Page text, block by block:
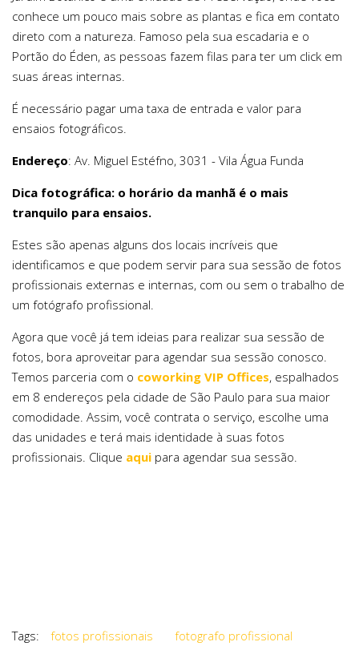
conhece um pouco mais sobre as plantas e fica em contato
direto com a natureza. Famoso pela sua escadaria e o
Portão do Éden, as pessoas fazem filas para ter um click em
suas áreas internas.
É necessário pagar uma taxa de entrada e valor para
ensaios fotográficos.
Endereço: Av. Miguel Estéfno, 3031 - Vila Água Funda
Dica fotográfica: o horário da manhã é o mais
tranquilo para ensaios.
Estes são apenas alguns dos locais incríveis que
identificamos e que podem servir para sua sessão de fotos
profissionais externas e internas, com ou sem o trabalho de
um fotógrafo profissional.
Agora que você já tem ideias para realizar sua sessão de
fotos, bora aproveitar para agendar sua sessão conosco.
Temos parceria com o coworking VIP Offices, espalhados
em 8 endereços pela cidade de São Paulo para sua maior
comodidade. Assim, você contrata o serviço, escolhe uma
das unidades e terá mais identidade à suas fotos
profissionais. Clique aqui para agendar sua sessão.
Tags: fotos profissionais
fotografo profissional